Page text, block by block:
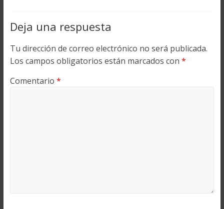
Deja una respuesta
Tu dirección de correo electrónico no será publicada.
Los campos obligatorios están marcados con *
Comentario *